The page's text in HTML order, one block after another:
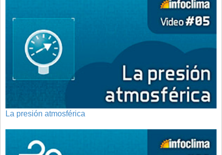
La presión atmosférica